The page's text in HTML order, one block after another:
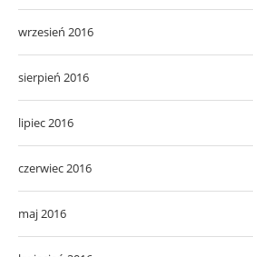
wrzesień 2016
sierpień 2016
lipiec 2016
czerwiec 2016
maj 2016